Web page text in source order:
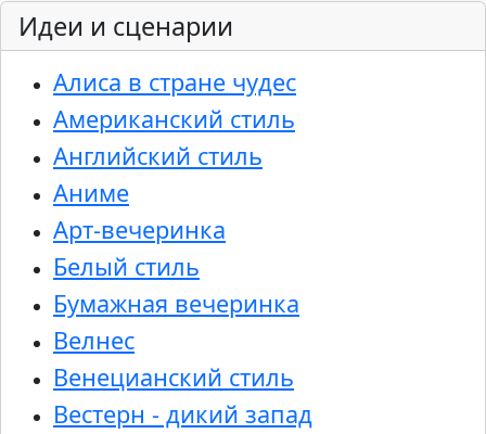
Идеи и сценарии
Алиса в стране чудес
Американский стиль
Английский стиль
Аниме
Арт-вечеринка
Белый стиль
Бумажная вечеринка
Велнес
Венецианский стиль
Вестерн - дикий запад